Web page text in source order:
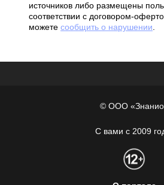
источников либо размещены
соответствии с договором-
можете сообщить о нарушении.
© ООО
С вами с 2009